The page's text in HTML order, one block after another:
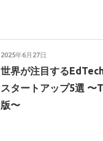
2025年6月27日
世界が注目する
スタートアップ5選 〜
版〜